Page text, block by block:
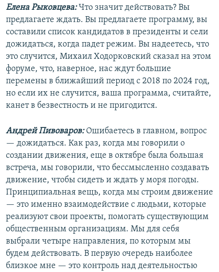
Елена Рыковцева:Что значит действовать? Вы
предлагаете ждать. Вы предлагаете программу, вы
составили список кандидатов в президенты и сели
дожидаться, когда падет режим. Вы надеетесь, что
это случится, Михаил Ходорковский сказал на этом
форуме, что, наверное, нас ждут большие
перемены в ближайший период с 2018 по 2024 год,
но если их не случится, ваша программа, считайте,
канет в безвестность и не пригодится.
Андрей Пивоваров: Ошибаетесь в главном, вопрос
— дожидаться. Как раз, когда мы говорили о
создании движения, еще в октябре была большая
встреча, мы говорили, что бессмысленно создавать
движение, чтобы сидеть и ждать у моря погоды.
Принципиальная вещь, когда мы строим движение
— это именно взаимодействие с людьми, которые
реализуют свои проекты, помогать существующим
общественным организациям. Мы для себя
выбрали четыре направления, по которым мы
будем действовать. В первую очередь наиболее
близкое мне — это контроль над деятельностью